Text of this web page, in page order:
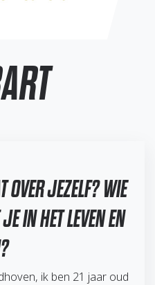
OVER JEZELF? WIE
IN HET LEVEN EN
ik ben 21 jaar oud